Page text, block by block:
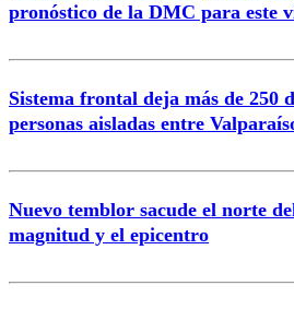
pronóstico de la DMC para este
Sistema frontal deja más de 250
personas aisladas entre
Nuevo temblor sacude el norte
magnitud y el epicentro